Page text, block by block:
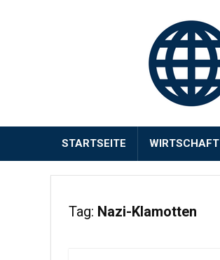
STARTSEITE WIRTSCHAFT
Tag: Nazi-Klamotten